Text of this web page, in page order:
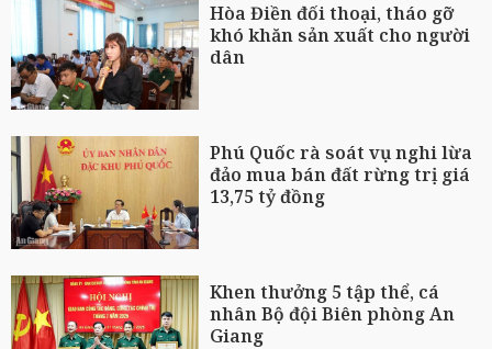
Hòa Điền đối thoại, tháo gỡ
khó khăn sản xuất cho người
dân
Phú Quốc rà soát vụ nghi lừa
đảo mua bán đất rừng trị giá
13,75 tỷ đồng
Khen thưởng 5 tập thể, cá
nhân Bộ đội Biên phòng An
Giang